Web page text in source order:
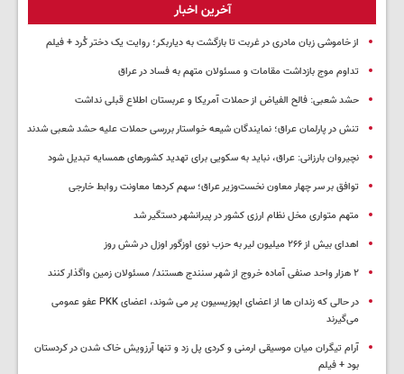
آخرین اخبار
از خاموشی زبان مادری در غربت تا بازگشت به دیاربکر؛ روایت یک دختر کُرد + فیلم
تداوم موج بازداشت مقامات و مسئولان متهم به فساد در عراق
حشد شعبی: فالح الفیاض از حملات آمریکا و عربستان اطلاع قبلی نداشت
تنش در پارلمان عراق؛ نمایندگان شیعه خواستار بررسی حملات علیه حشد شعبی شدند
نچیروان بارزانی: عراق، نباید به سکویی برای تهدید کشورهای همسایه تبدیل شود
توافق بر سر چهار معاون نخست‌وزیر عراق؛ سهم کردها معاونت روابط خارجی
متهم متواری مخل نظام ارزی کشور در پیرانشهر دستگیر شد
اهدای بیش از ۲۶۶ میلیون لیر به حزب نوی اوزگور اوزل در شش روز
۲ هزار واحد صنفی آماده خروج از شهر سنندج هستند/ مسئولان زمین واگذار کنند
در حالی که زندان ها از اعضای اپوزیسیون پر می شوند، اعضای PKK عفو عمومی
می‌گیرند
آرام تیگران میان موسیقی ارمنی و کردی پل زد و تنها آرزویش خاک شدن در کردستان
بود + فیلم